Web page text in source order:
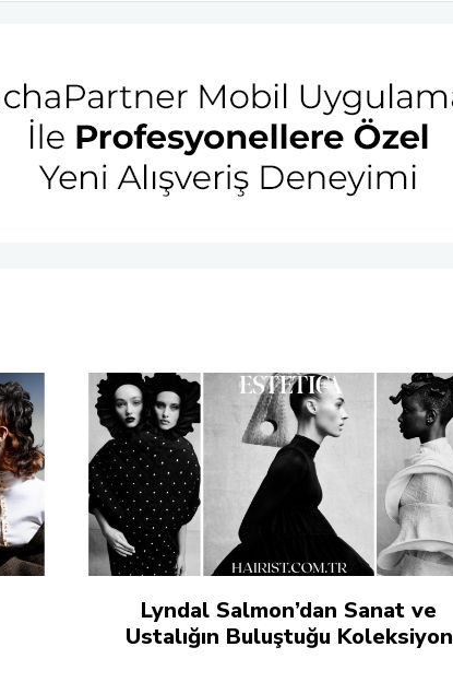
Lyndal Salmon’dan Sanat ve
Ustalığın Buluştuğu Koleksiyon